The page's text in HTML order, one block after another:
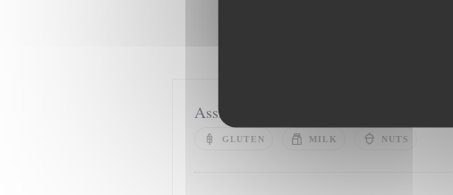
Assiette de Fromages de notre région
GLUTEN MILK NUTS